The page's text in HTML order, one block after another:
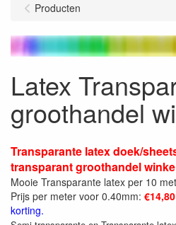
Producten
Latex
groothandel
Transparante latex doek/
transparant groothandel
Mooie Transparante latex per 10
Prijs per meter voor 0.40mm: €14,80
korting.